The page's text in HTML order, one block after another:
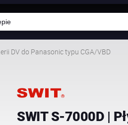
DV do Panasonic typu CGA/VBD
SWIT S-7000D |